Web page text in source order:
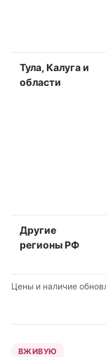
Тула, Калуга и
области
Другие
регионы РФ
Цены и наличие
ВЖИВУЮ